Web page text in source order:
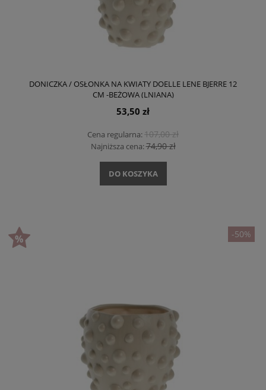
DONICZKA / OSŁONKA NA KWIATY DOELLE LENE BJERRE 12
CM -BEŻOWA (LNIANA)
53,50 zł
Cena regularna:107,00 zł
Najniższa cena:74,90 zł
DO KOSZYKA
-50%